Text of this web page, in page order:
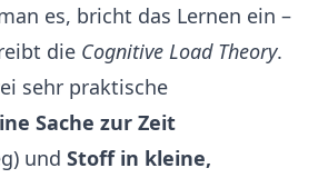
es, bricht das Lernen ein –
die Cognitive Load Theory.
sehr praktische
Sache zur Zeit
und Stoff in kleine,